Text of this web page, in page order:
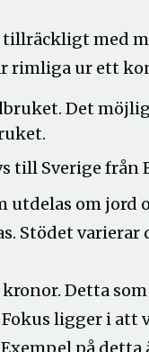
med
rimliga ur ett
Det
till Sverige från
utdelas om jord
Stödet varierar
Detta som
ligger i att